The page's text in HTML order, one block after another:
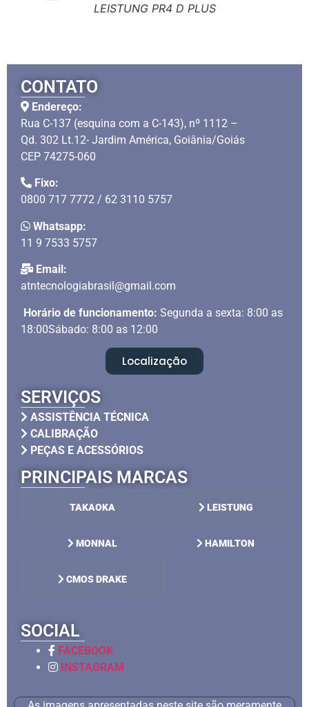
LEISTUNG PR4 D PLUS
CONTATO
Endereço:
Rua C-137 (esquina com a C-143), nº 1112 –
Qd. 302 Lt.12- Jardim América, Goiânia/Goiás
CEP 74275-060
Fixo:
0800 717 7772 / 62 3110 5757
Whatsapp:
11 9 7533 5757
Email:
atntecnologiabrasil@gmail.com
Horário de funcionamento: Segunda a sexta: 8:00 as
18:00Sábado: 8:00 as 12:00
Localização
SERVIÇOS
ASSISTÊNCIA TÉCNICA
CALIBRAÇÃO
PEÇAS E ACESSÓRIOS
PRINCIPAIS MARCAS
TAKAOKA LEISTUNG
MONNAL HAMILTON
CMOS DRAKE
SOCIAL
FACEBOOK
INSTAGRAM